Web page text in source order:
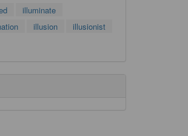
illuminate
illusion
illusionist